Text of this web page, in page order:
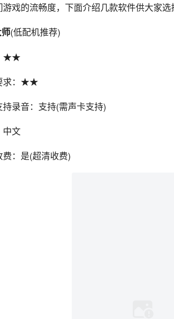
戏的流畅度，下面介绍几款软件供大家选
(低配机推荐)
★★
求：★★
持录音：支持(需声卡支持)
中文
费：是(超清收费)